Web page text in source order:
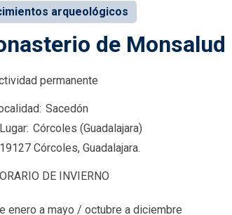
arqueológicos
de Monsalud
permanente
Sacedón
Lugar Córcoles (Guadalajara)
19127 Córcoles, Guadalajara.
DE INVIERNO
enero a mayo / octubre a diciembre